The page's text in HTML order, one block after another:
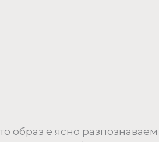
образ е ясно